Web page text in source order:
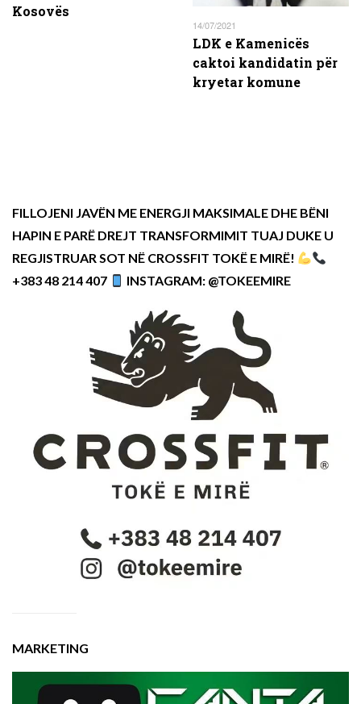
Kosovës
14/07/2021
LDK e Kamenicës
caktoi kandidatin për
kryetar komune
FILLOJENI JAVËN ME ENERGJI MAKSIMALE DHE BËNI
HAPIN E PARË DREJT TRANSFORMIMIT TUAJ DUKE U
REGJISTRUAR SOT NË CROSSFIT TOKË E MIRË!
+383 48 214 407
INSTAGRAM: @TOKEEMIRE
MARKETING